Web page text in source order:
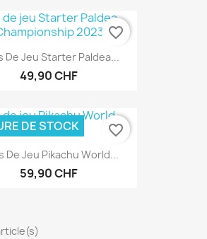
De Jeu Starter Paldea...
49,90 CHF
favorite_border
De Jeu Pikachu World...
59,90 CHF
DE STOCK favorite_border